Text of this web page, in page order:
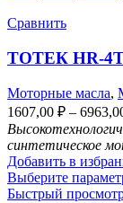
Сравнить
ТОТЕК HR-4T
Моторные масла,
1607,00 ₽ –
синтетическое
Добавить в
Выберите
Быстрый